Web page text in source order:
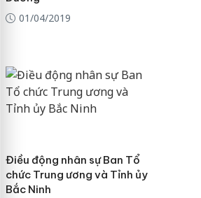
01/04/2019
Điều động nhân sự Ban Tổ
chức Trung ương và Tỉnh ủy
Bắc Ninh